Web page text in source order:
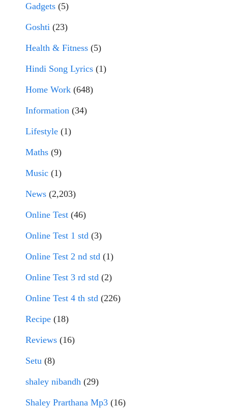
Gadgets (5)
Goshti (23)
Health & Fitness (5)
Hindi Song Lyrics (1)
Home Work (648)
Information (34)
Lifestyle (1)
Maths (9)
Music (1)
News (2,203)
Online Test (46)
Online Test 1 std (3)
Online Test 2 nd std (1)
Online Test 3 rd std (2)
Online Test 4 th std (226)
Recipe (18)
Reviews (16)
Setu (8)
shaley nibandh (29)
Shaley Prarthana Mp3 (16)